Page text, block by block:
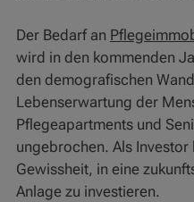
Der Bedarf an
wird in den kommenden
den demografischen
Lebenserwartung der
Pflegeapartments und
ungebrochen. Als
Gewissheit, in eine
Anlage zu investieren.